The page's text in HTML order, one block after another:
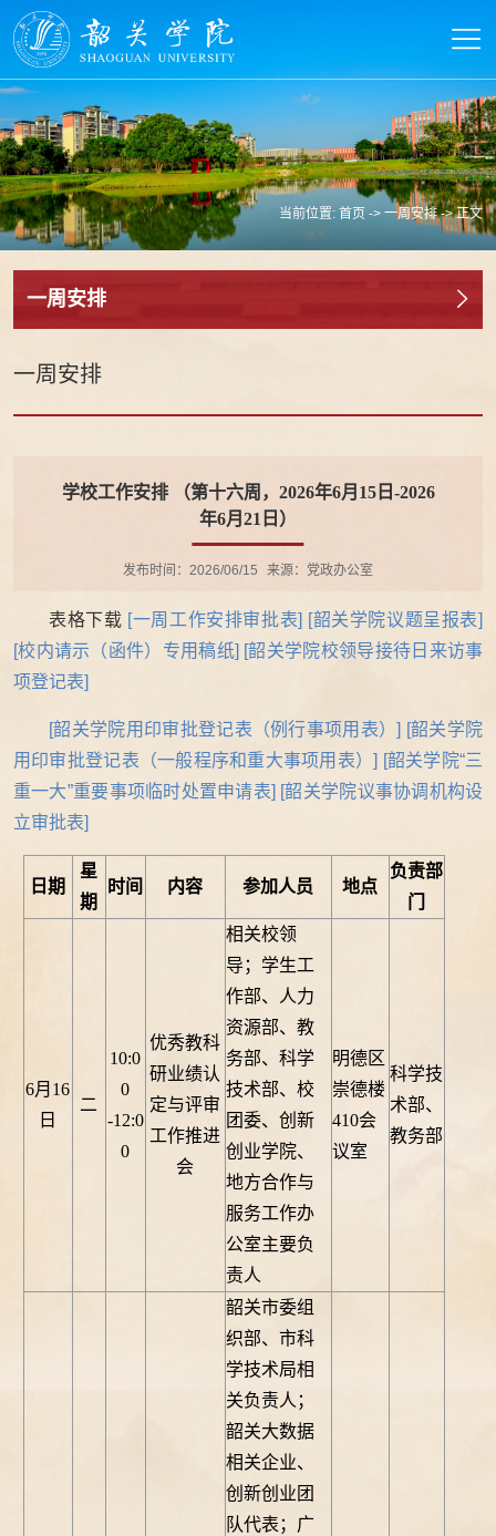
当前位置:首页 ->一周安排-> 正文
一周安排
一周安排
学校工作安排 （第十六周，2026年6月15日-2026
年6月21日）
发布时间：2026/06/15 来源：党政办公室
表格下载 [一周工作安排审批表] [韶关学院议题呈报表]
[校内请示（函件）专用稿纸] [韶关学院校领导接待日来访事
项登记表]
[韶关学院用印审批登记表（例行事项用表）] [韶关学院
用印审批登记表（一般程序和重大事项用表）] [韶关学院“三
重一大”重要事项临时处置申请表] [韶关学院议事协调机构设
立审批表]
日期
星
期
时间 内容 参加人员 地点
负责部
门
6月16
日
二
10:0
0
-12:0
0
优秀教科
研业绩认
定与评审
工作推进
会
相关校领
导；学生工
作部、人力
资源部、教
务部、科学
技术部、校
团委、创新
创业学院、
地方合作与
服务工作办
公室主要负
责人
明德区
崇德楼
410会
议室
科学技
术部、
教务部
韶关市委组
织部、市科
学技术局相
关负责人；
韶关大数据
相关企业、
创新创业团
队代表；广